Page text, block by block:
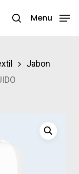
search
Menu
Jabon